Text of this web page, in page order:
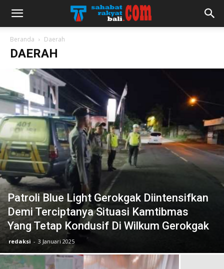
Beranda Daerah
DAERAH
Patroli Blue Light Gerokgak Diintensifkan
Demi Terciptanya Situasi Kamtibmas
Yang Tetap Kondusif Di Wilkum Gerokgak
redaksi - 3 Januari 2025